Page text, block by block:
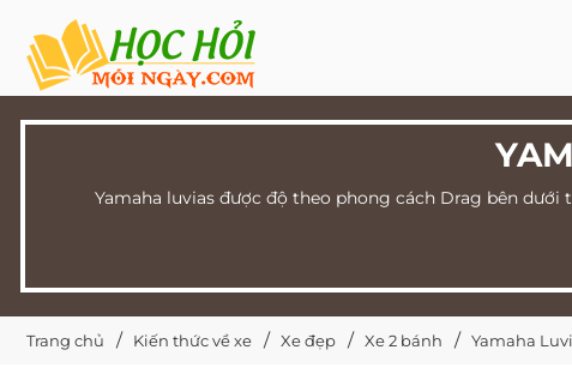
Yamaha luvias được độ theo phong cách Drag bên
Trang chủ Kiến thức về xe Xe đẹp Xe 2 bánh Yamaha